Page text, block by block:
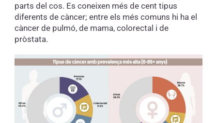
parts del cos. Es coneixen més de cent tipus
diferents de càncer; entre els més comuns hi ha el
càncer de pulmó, de mama, colorectal i de
pròstata.